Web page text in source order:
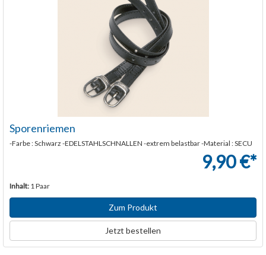
Sporenriemen
-Farbe : Schwarz -EDELSTAHLSCHNALLEN -extrem belastbar -Material : SECU
9,90 €*
Inhalt: 1 Paar
Zum Produkt
Jetzt bestellen